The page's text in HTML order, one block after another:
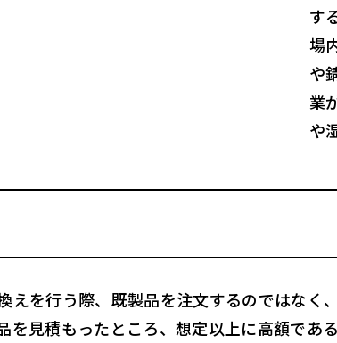
す
場
や
業
や
えを行う際、既製品を注文するのではな
を見積もったところ、想定以上に高額で